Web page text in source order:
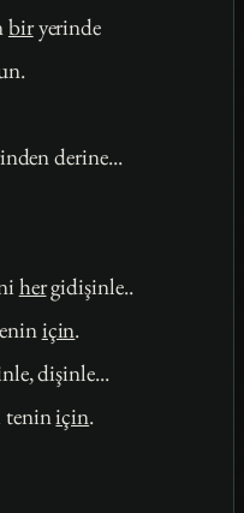
biryerinde
derine...
hergidişinle..
için.
dişinle...
teniniçin.